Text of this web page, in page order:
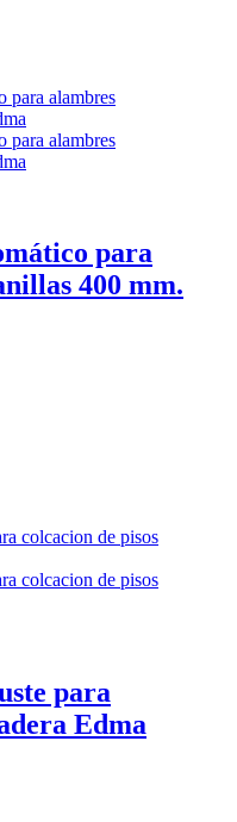
para
400 mm.
para
Edma